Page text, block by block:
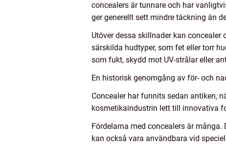
concealers är tunnare och har
ger generellt sett mindre täckning än
Utöver dessa skillnader kan
särskilda hudtyper, som fet eller torr
som fukt, skydd mot UV-strålar eller
En historisk genomgång av för- och
Concealer har funnits sedan antiken,
kosmetikaindustrin lett till innovativa
Fördelarna med concealers är
kan också vara användbara vid